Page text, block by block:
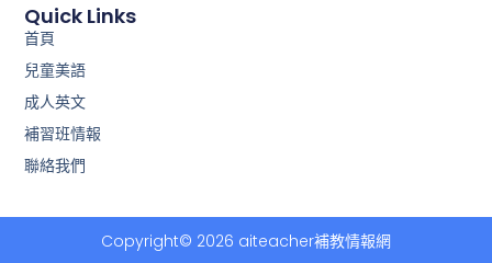
e
b
o
o
k
-
f
e
Quick Links
首頁
兒童美語
成人英文
補習班情報
聯絡我們
Copyright© 2026 aiteacher補教情報網